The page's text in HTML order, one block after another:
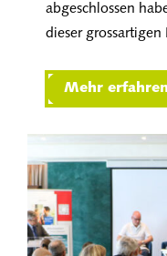
abgeschlossen
dieser grossartigen
Mehr erfahren